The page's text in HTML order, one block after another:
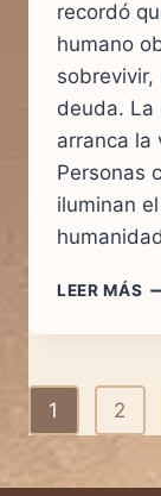
recordó
humano
deuda. La
arranca la
Personas
iluminan
LEER MÁS
de
1 2